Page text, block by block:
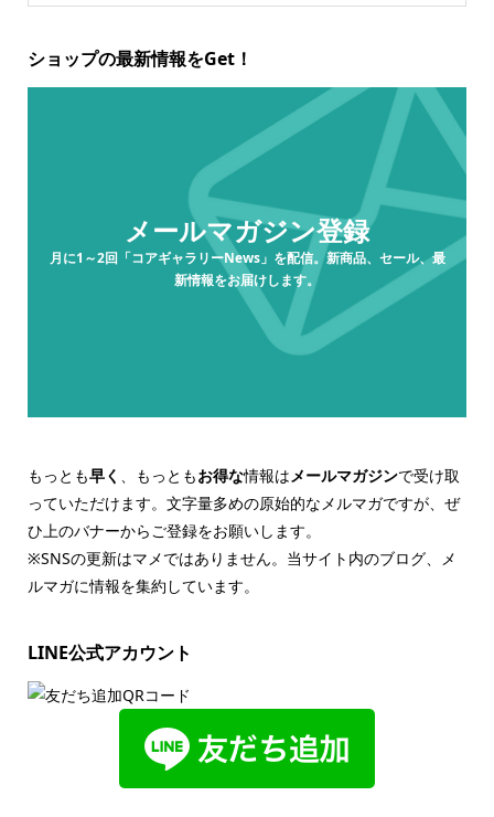
ショップの最新情報をGet！
メールマガジン登録
月に1～2回「コアギャラリーNews」を配信。新商品、セール、最
新情報をお届けします。
もっとも早く 、もっともお得な情報はメールマガジンで受け取
っていただけます。文字量多めの原始的なメルマガですが、ぜ
ひ上のバナーからご登録をお願いします。
※SNSの更新はマメではありません。当サイト内のブログ、メ
ルマガに情報を集約しています。
LINE公式アカウント